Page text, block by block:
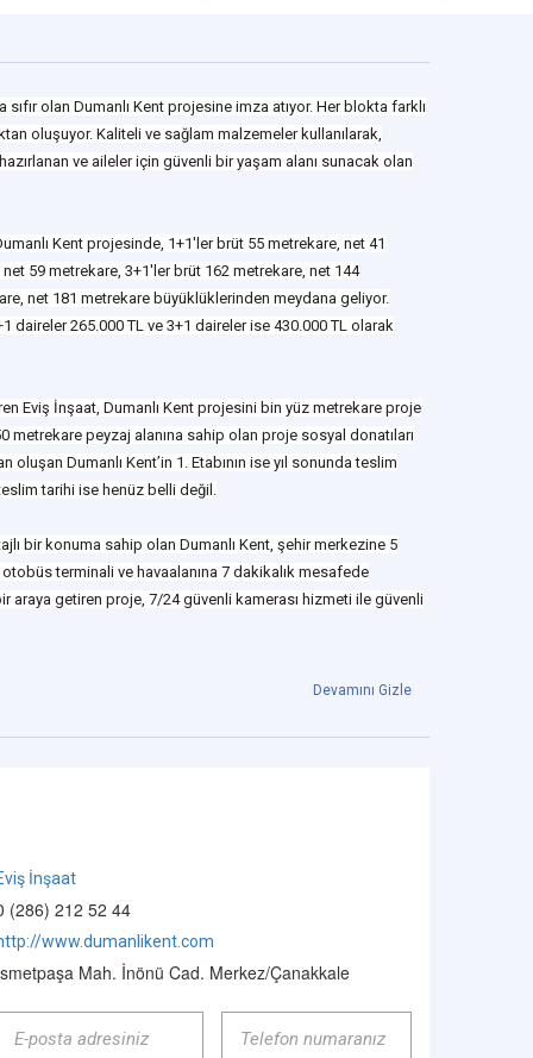
olan Dumanlı Kent projesine imza atıyor. Her blokta farklı
oluşuyor. Kaliteli ve sağlam malzemeler kullanılarak,
ve aileler için güvenli bir yaşam alanı sunacak olan
Kent projesinde, 1+1'ler brüt 55 metrekare, net 41
59 metrekare, 3+1'ler brüt 162 metrekare, net 144
net 181 metrekare büyüklüklerinden meydana geliyor.
daireler 265.000 TL ve 3+1 daireler ise 430.000 TL olarak
Eviş İnşaat, Dumanlı Kent projesini bin yüz metrekare proje
metrekare peyzaj alanına sahip olan proje sosyal donatıları
Dumanlı Kent’in 1. Etabının ise yıl sonunda teslim
tarihi ise henüz belli değil.
bir konuma sahip olan Dumanlı Kent, şehir merkezine 5
terminali ve havaalanına 7 dakikalık mesafede
araya getiren proje, 7/24 güvenli kamerası hizmeti ile güvenli
Devamını Gizle
İnşaat
(286) 212 52 44
www.dumanlikent.com
Mah. İnönü Cad. Merkez/Çanakkale